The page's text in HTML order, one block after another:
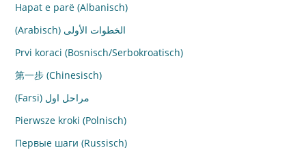
Hapat e parë (Albanisch)
(Arabisch) الخطوات الأولى
Prvi koraci (Bosnisch/Serbokroatisch)
第一步 (Chinesisch)
(Farsi) مراحل اول
Pierwsze kroki (Polnisch)
Первые шаги (Russisch)